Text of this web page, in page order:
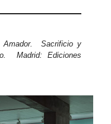
Amador. Sacrificio y
Madrid: Ediciones